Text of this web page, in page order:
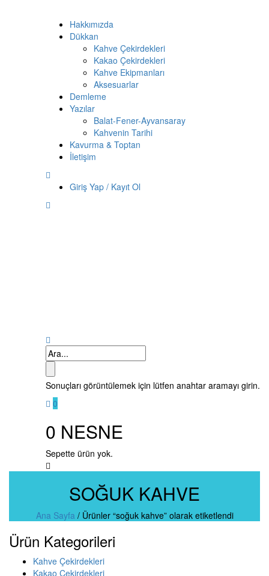
Hakkımızda
Dükkan
Kahve Çekirdekleri
Kakao Çekirdekleri
Kahve Ekipmanları
Aksesuarlar
Demleme
Yazılar
Balat-Fener-Ayvansaray
Kahvenin Tarihi
Kavurma & Toptan
İletişim
Giriş Yap / Kayıt Ol
Sonuçları görüntülemek için lütfen anahtar aramayı girin.
0
0 NESNE
Sepette ürün yok.
SOĞUK KAHVE
Ana Sayfa / Ürünler “soğuk kahve” olarak etiketlendi
Ürün Kategorileri
Kahve Çekirdekleri
Kakao Çekirdekleri